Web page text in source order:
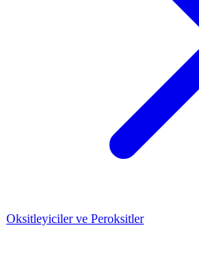
Oksitleyiciler ve Peroksitler